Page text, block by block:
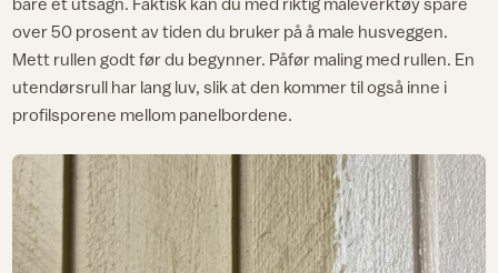
over 50 prosent av tiden du bruker på å male husveggen.
Mett rullen godt før du begynner. Påfør maling med rullen. En
utendørsrull har lang luv, slik at den kommer til også inne i
profilsporene mellom panelbordene.